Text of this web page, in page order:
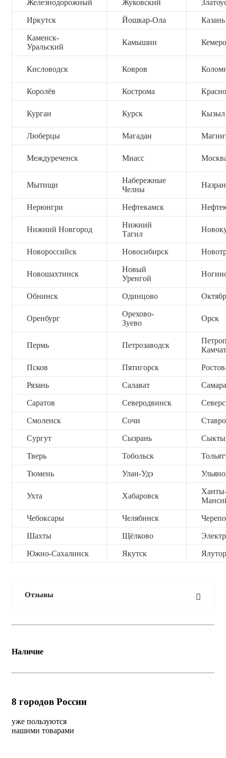
Железнодорожный Жуковский
Иркутск Йошкар-Ола Казань
Каменск-
Уральский
Камышин
Кисловодск Ковров
Королёв Кострома
Курган Курск Кызыл
Люберцы Магадан
Междуреченск Миасс
Мытищи
Набережные
Челны
Нерюнгри Нефтекамск
Нижний Новгород
Нижний
Тагил
Новороссийск Новосибирск
Новошахтинск
Новый
Уренгой
Обнинск Одинцово
Оренбург
Орехово-
Зуево
Орск
Пермь Петрозаводск
Псков Пятигорск
Рязань Салават Самара
Саратов Северодвинск
Смоленск Сочи
Сургут Сызрань
Тверь Тобольск
Тюмень Улан-Удэ
Ухта Хабаровск
Чебоксары Челябинск
Шахты Щёлково
Южно-Сахалинск Якутск
Отзывы
Наличие
8 городов России
уже пользуются
нашими товарами